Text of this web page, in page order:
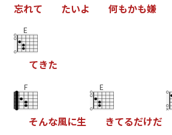
忘れて たいよ 何もかも嫌
E
てきた
F
そんな風に生
E
きてるだけだ